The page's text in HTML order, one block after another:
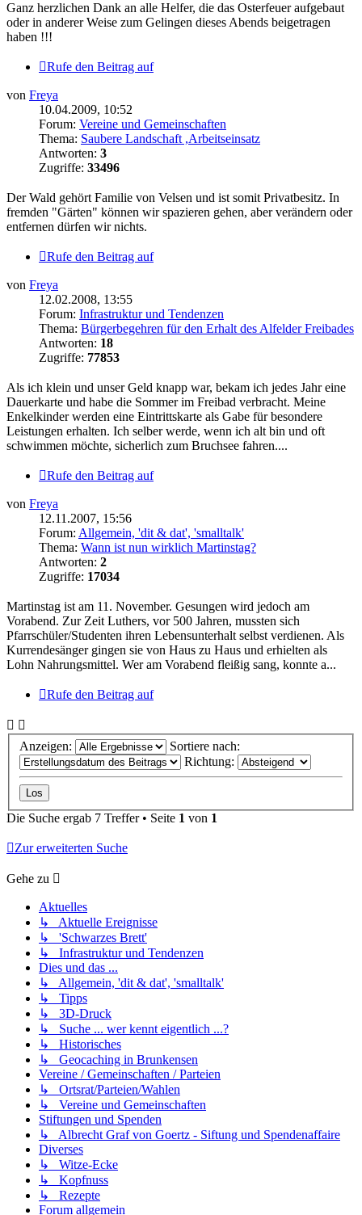
Ganz herzlichen Dank an alle Helfer, die das Osterfeuer aufgebaut
oder in anderer Weise zum Gelingen dieses Abends beigetragen
haben !!!
Rufe den Beitrag auf
von Freya
10.04.2009, 10:52
Forum: Vereine und Gemeinschaften
Thema: Saubere Landschaft ,Arbeitseinsatz
Antworten: 3
Zugriffe: 33496
Der Wald gehört Familie von Velsen und ist somit Privatbesitz. In
fremden "Gärten" können wir spazieren gehen, aber verändern oder
entfernen dürfen wir nichts.
Rufe den Beitrag auf
von Freya
12.02.2008, 13:55
Forum: Infrastruktur und Tendenzen
Thema: Bürgerbegehren für den Erhalt des Alfelder Freibades
Antworten: 18
Zugriffe: 77853
Als ich klein und unser Geld knapp war, bekam ich jedes Jahr eine
Dauerkarte und habe die Sommer im Freibad verbracht. Meine
Enkelkinder werden eine Eintrittskarte als Gabe für besondere
Leistungen erhalten. Ich selber werde, wenn ich alt bin und oft
schwimmen möchte, sicherlich zum Bruchsee fahren....
Rufe den Beitrag auf
von Freya
12.11.2007, 15:56
Forum: Allgemein, 'dit & dat', 'smalltalk'
Thema: Wann ist nun wirklich Martinstag?
Antworten: 2
Zugriffe: 17034
Martinstag ist am 11. November. Gesungen wird jedoch am
Vorabend. Zur Zeit Luthers, vor 500 Jahren, mussten sich
Pfarrschüler/Studenten ihren Lebensunterhalt selbst verdienen. Als
Kurrendesänger gingen sie von Haus zu Haus und erhielten als
Lohn Nahrungsmittel. Wer am Vorabend fleißig sang, konnte a...
Rufe den Beitrag auf
Anzeigen:
Sortiere nach:
Richtung:
Die Suche ergab 7 Treffer • Seite 1 von 1
Zur erweiterten Suche
Gehe zu
Aktuelles
↳ Aktuelle Ereignisse
↳ 'Schwarzes Brett'
↳ Infrastruktur und Tendenzen
Dies und das ...
↳ Allgemein, 'dit & dat', 'smalltalk'
↳ Tipps
↳ 3D-Druck
↳ Suche ... wer kennt eigentlich ...?
↳ Historisches
↳ Geocaching in Brunkensen
Vereine / Gemeinschaften / Parteien
↳ Ortsrat/Parteien/Wahlen
↳ Vereine und Gemeinschaften
Stiftungen und Spenden
↳ Albrecht Graf von Goertz - Siftung und Spendenaffaire
Diverses
↳ Witze-Ecke
↳ Kopfnuss
↳ Rezepte
Forum allgemein